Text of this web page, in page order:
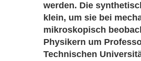
werden. Die
klein, um sie bei
mikroskopisch
Physikern um
Technischen